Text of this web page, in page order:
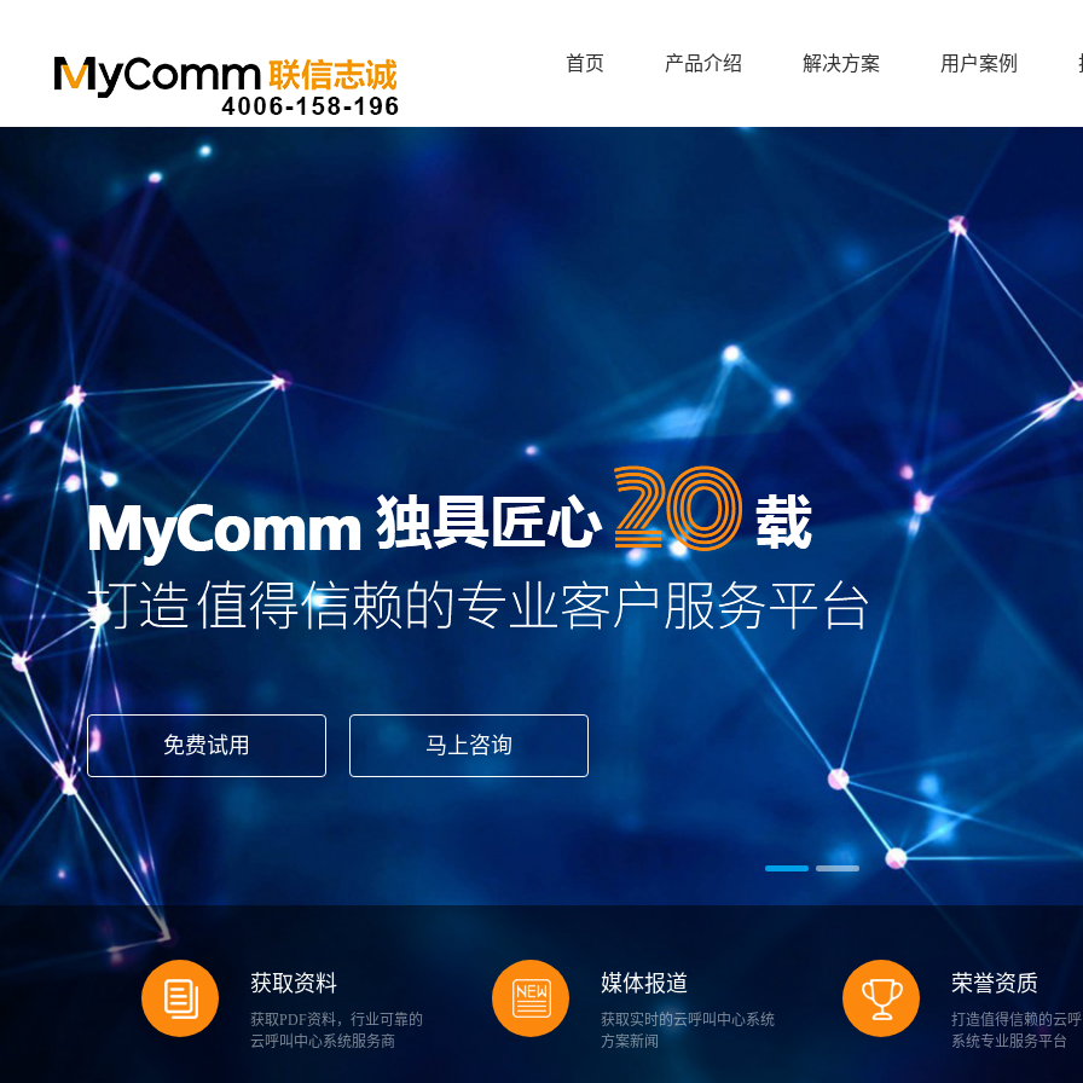
首页 产品介绍 解决方案 用户案例
获取资料
获取PDF资料，行业可靠的
云呼叫中心系统服务商
媒体报道
获取实时的云呼叫中心系统
方案新闻
荣誉资质
打造值得信赖的云
系统专业服务平台